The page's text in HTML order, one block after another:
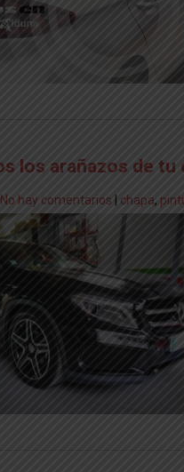
los arañazos de tu
No hay comentarios chapa,